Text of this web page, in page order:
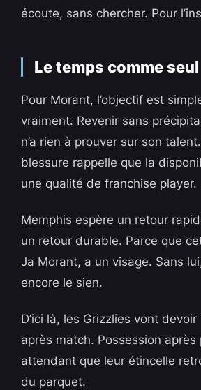
écoute, sans chercher. Pour
Le temps comme
Pour Morant, l’objectif est
vraiment. Revenir sans
n’a rien à prouver sur son
blessure rappelle que la
une qualité de franchise player.
Memphis espère un retour
un retour durable. Parce que
Ja Morant, a un visage. Sans
encore le sien.
D’ici là, les Grizzlies vont
après match. Possession après
attendant que leur étincelle
du parquet.